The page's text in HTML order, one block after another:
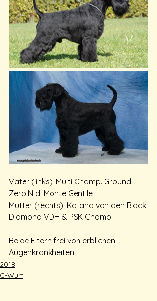
Vater (links): Multi Champ. Ground
Zero N di Monte Gentile
Mutter (rechts): Katana von den Black
Diamond VDH & PSK Champ
Beide Eltern frei von erblichen
Augenkrankheiten
2018
C-Wurf